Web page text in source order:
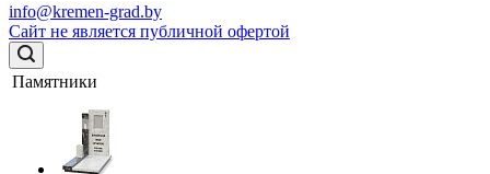
info@kremen-grad.by
Сайт не является публичной офертой
Памятники